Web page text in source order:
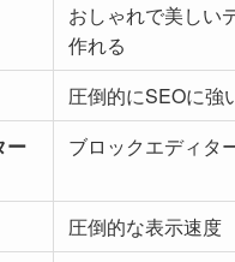
おしゃれで美しい
作れる
圧倒的にSEOに強
ー
ブロックエディタ
圧倒的な表示速度